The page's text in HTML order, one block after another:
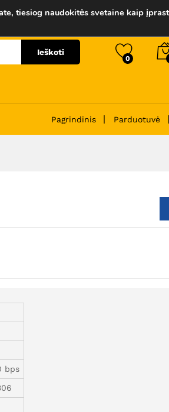
Ieškoti
0
Pagrindinis Parduotuvė
bps
tiesiog naudokitės svetaine kaip